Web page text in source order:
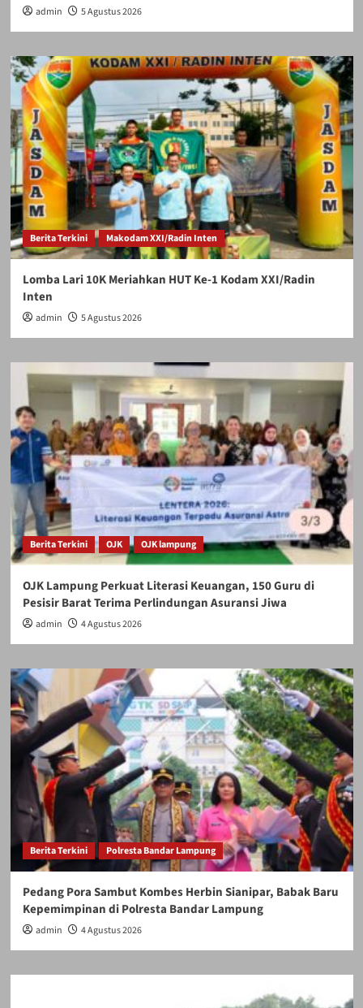
admin 5 Agustus 2026
Berita Terkini Makodam XXI/Radin Inten
Lomba Lari 10K Meriahkan HUT Ke-1 Kodam XXI/Radin
Inten
admin 5 Agustus 2026
Berita Terkini OJK OJK lampung
OJK Lampung Perkuat Literasi Keuangan, 150 Guru di
Pesisir Barat Terima Perlindungan Asuransi Jiwa
admin 4 Agustus 2026
Berita Terkini Polresta Bandar Lampung
Pedang Pora Sambut Kombes Herbin Sianipar, Babak Baru
Kepemimpinan di Polresta Bandar Lampung
admin 4 Agustus 2026